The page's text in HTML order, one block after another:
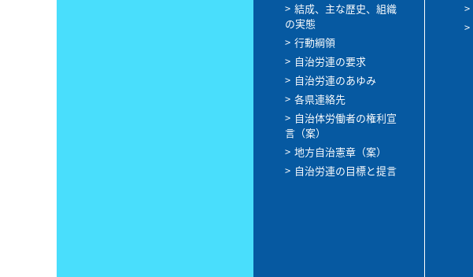
結成、主な歴史、組織
の実態
行動綱領
自治労連の要求
自治労連のあゆみ
各県連絡先
自治体労働者の権利宣
言（案）
地方自治憲章（案）
自治労連の目標と提言